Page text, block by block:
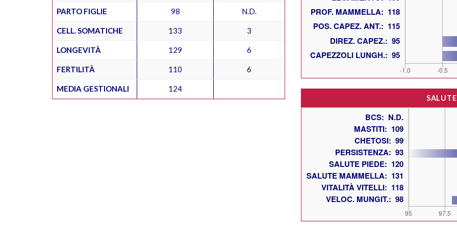
PARTO FIGLIE 98 N.D.
CELL. SOMATICHE 133 3
LONGEVITÀ 129 6
FERTILITÀ 110 6
MEDIA GESTIONALI 124
SALUTE